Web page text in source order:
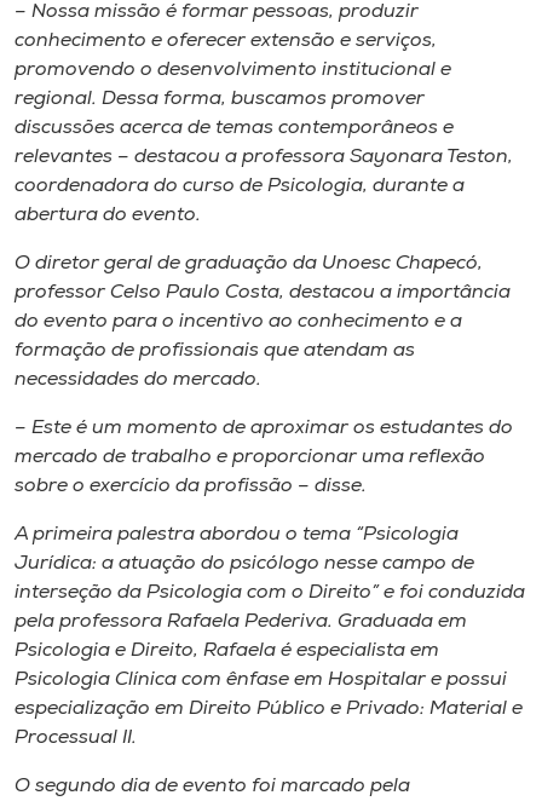
Unoesc
Store
Selecione
– Nossa missão é formar pessoas, produzir
conhecimento e oferecer extensão e serviços,
promovendo o desenvolvimento institucional e
regional. Dessa forma, buscamos promover
discussões acerca de temas contemporâneos e
relevantes – destacou a professora Sayonara Teston,
coordenadora do curso de Psicologia, durante a
abertura do evento.
O diretor geral de graduação da Unoesc Chapecó,
professor Celso Paulo Costa, destacou a importância
do evento para o incentivo ao conhecimento e a
formação de profissionais que atendam as
necessidades do mercado.
– Este é um momento de aproximar os estudantes do
mercado de trabalho e proporcionar uma reflexão
sobre o exercício da profissão – disse.
A primeira palestra abordou o tema “Psicologia
Jurídica: a atuação do psicólogo nesse campo de
interseção da Psicologia com o Direito” e foi conduzida
pela professora Rafaela Pederiva. Graduada em
Psicologia e Direito, Rafaela é especialista em
Psicologia Clínica com ênfase em Hospitalar e possui
especialização em Direito Público e Privado: Material e
Processual II.
O segundo dia de evento foi marcado pela